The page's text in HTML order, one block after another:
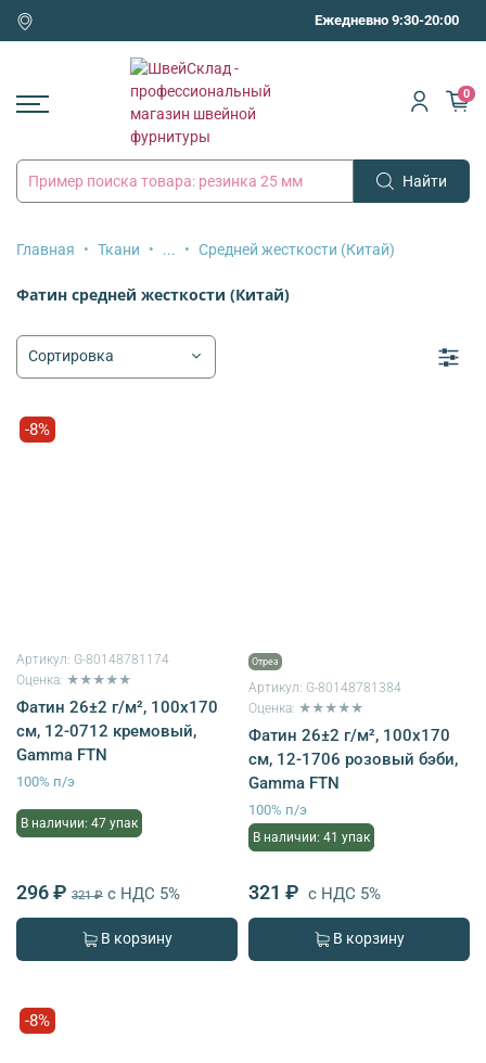
Ежедневно 9:30-20:00
Найти
0
Главная Ткани ... Средней жесткости (Китай)
Фатин средней жесткости (Китай)
-8%
Артикул: G-80148781174
Оценка: ★★★★★
Фатин 26±2 г/м², 100х170
см, 12-0712 кремовый,
Gamma FTN
100% п/э
В наличии: 47 упак
296 ₽ 321 ₽ с НДС 5%
В корзину
Отрез
Артикул: G-80148781384
Оценка: ★★★★★
Фатин 26±2 г/м², 100х170
см, 12-1706 розовый бэби,
Gamma FTN
100% п/э
В наличии: 41 упак
321 ₽ с НДС 5%
В корзину
-8%